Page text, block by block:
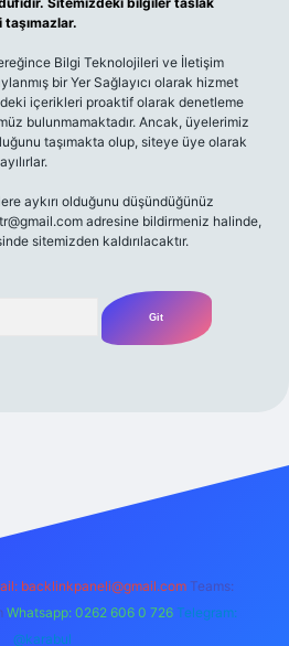
Bilgi Teknolojileri ve İletişim
bir Yer Sağlayıcı olarak hizmet
içerikleri proaktif olarak denetleme
bulunmamaktadır. Ancak, üyelerimiz
taşımakta olup, siteye üye olarak
aykırı olduğunu düşündüğünüz
adresine bildirmeniz halinde,
sitemizden kaldırılacaktır.
backlinkpaneli@gmail.com Teams:
Whatsapp: 0262 606 0 726 Telegram:
@karabul